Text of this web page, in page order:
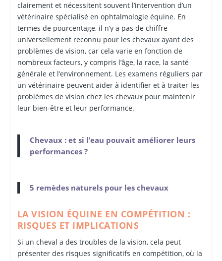
clairement et nécessitent souvent l’intervention d’un
vétérinaire spécialisé en ophtalmologie équine. En
termes de pourcentage, il n’y a pas de chiffre
universellement reconnu pour les chevaux ayant des
problèmes de vision, car cela varie en fonction de
nombreux facteurs, y compris l’âge, la race, la santé
générale et l’environnement. Les examens réguliers par
un vétérinaire peuvent aider à identifier et à traiter les
problèmes de vision chez les chevaux pour maintenir
leur bien-être et leur performance.
Chevaux : et si l’eau pouvait améliorer leurs
performances ?
5 remèdes naturels pour les chevaux
LA VISION ÉQUINE EN COMPÉTITION :
RISQUES ET IMPLICATIONS
Si un cheval a des troubles de la vision, cela peut
présenter des risques significatifs en compétition, où la